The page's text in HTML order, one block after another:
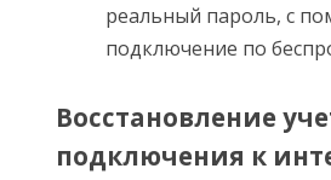
реальный пароль, с
подключение по
Восстановление
подключения к